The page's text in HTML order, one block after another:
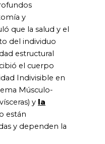
y
que la salud y el
del individuo
estructural
el cuerpo
Indivisible en
Músculo-
y la
están
y dependen la